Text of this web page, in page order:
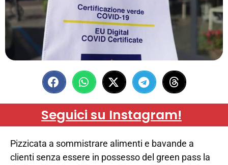
Seguici su Instagram!
Pizzicata a sommistrare alimenti e bavande a
clienti senza essere in possesso del green pass la